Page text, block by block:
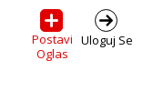
Postavi
Oglas
Uloguj Se